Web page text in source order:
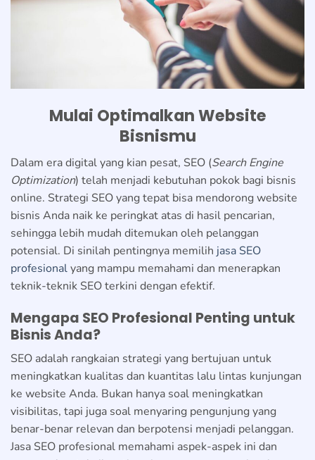
Mulai Optimalkan Website
Bisnismu
Dalam era digital yang kian pesat, SEO (Search Engine
Optimization) telah menjadi kebutuhan pokok bagi bisnis
online. Strategi SEO yang tepat bisa mendorong website
bisnis Anda naik ke peringkat atas di hasil pencarian,
sehingga lebih mudah ditemukan oleh pelanggan
potensial. Di sinilah pentingnya memilih jasa SEO
profesionalyang mampu memahami dan menerapkan
teknik-teknik SEO terkini dengan efektif.
Mengapa SEO Profesional Penting untuk
Bisnis Anda?
SEO adalah rangkaian strategi yang bertujuan untuk
meningkatkan kualitas dan kuantitas lalu lintas kunjungan
ke website Anda. Bukan hanya soal meningkatkan
visibilitas, tapi juga soal menyaring pengunjung yang
benar-benar relevan dan berpotensi menjadi pelanggan.
Jasa SEO profesional memahami aspek-aspek ini dan